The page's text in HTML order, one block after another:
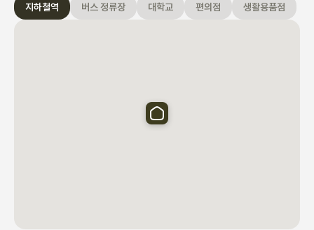
지하철역 버스 정류장 대학교 편의점 생활용품점